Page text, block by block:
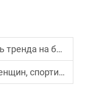
талией: прогноз рынка на 5 лет
атлетической повседневной одежды